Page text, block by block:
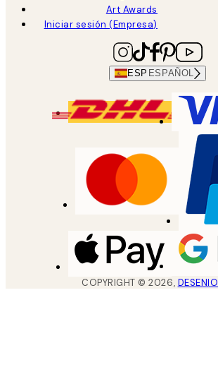
Art Awards
Iniciar sesión (Empresa)
ESP ESPAÑOL
COPYRIGHT ©2026, DESENIO